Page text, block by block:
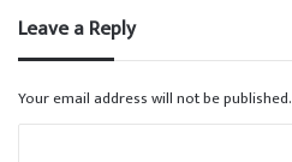
Leave a Reply
Your email address will not be published.